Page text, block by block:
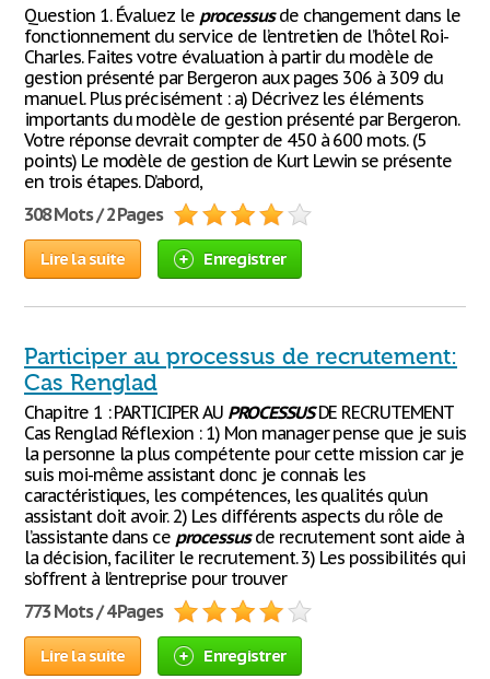
Question 1. Évaluez le processusde changement dans le
fonctionnement du service de l’entretien de l’hôtel Roi-
Charles. Faites votre évaluation à partir du modèle de
gestion présenté par Bergeron aux pages 306 à 309 du
manuel. Plus précisément : a) Décrivez les éléments
importants du modèle de gestion présenté par Bergeron.
Votre réponse devrait compter de 450 à 600 mots. (5
points) Le modèle de gestion de Kurt Lewin se présente
en trois étapes. D’abord,
308 Mots / 2 Pages
Lire la suite Enregistrer
Participer au processus de recrutement:
Cas Renglad
Chapitre 1 : PARTICIPER AU PROCESSUSDE RECRUTEMENT
Cas Renglad Réflexion : 1) Mon manager pense que je suis
la personne la plus compétente pour cette mission car je
suis moi-même assistant donc je connais les
caractéristiques, les compétences, les qualités qu’un
assistant doit avoir. 2) Les différents aspects du rôle de
l’assistante dans ce processusde recrutement sont aide à
la décision, faciliter le recrutement. 3) Les possibilités qui
s’offrent à l’entreprise pour trouver
773 Mots / 4 Pages
Lire la suite Enregistrer